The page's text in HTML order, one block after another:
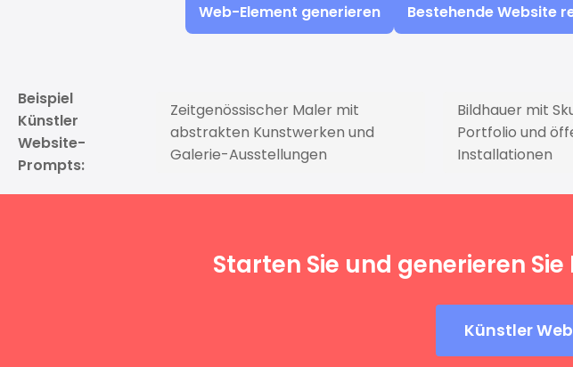
Web-Element generieren Bestehende Website
Beispiel
Künstler
Website-
Prompts:
Zeitgenössischer Maler mit
abstrakten Kunstwerken und
Galerie-Ausstellungen
Bildhauer mit
Portfolio und
Installationen
Starten Sie und generieren
Künstler